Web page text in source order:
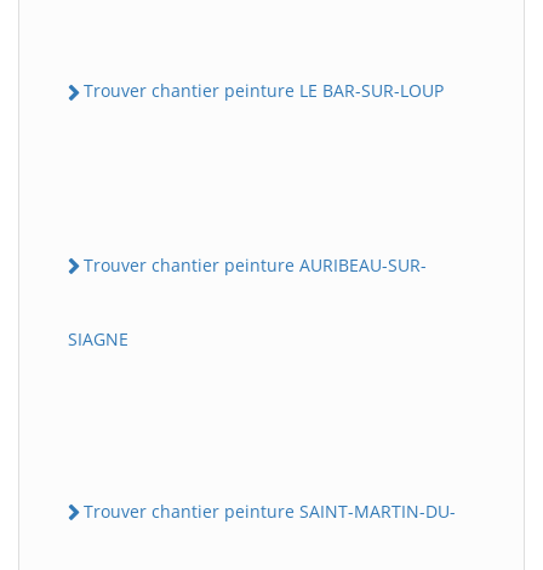
Trouver chantier peinture LE BAR-SUR-LOUP
Trouver chantier peinture AURIBEAU-SUR-
SIAGNE
Trouver chantier peinture SAINT-MARTIN-DU-